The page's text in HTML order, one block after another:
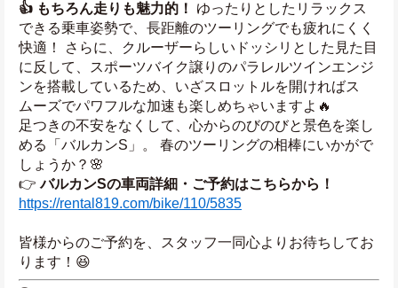
👍 もちろん走りも魅力的！
ゆったりとしたリラックス
できる乗車姿勢で、長距離のツーリングでも疲れにくく
快適！ さらに、クルーザーらしいドッシリとした見た目
に反して、スポーツバイク譲りのパラレルツインエンジ
ンを搭載しているため、いざスロットルを開ければス
ムーズでパワフルな加速も楽しめちゃいますよ🔥
足つきの不安をなくして、心からのびのびと景色を楽し
める「バルカンS」。 春のツーリングの相棒にいかがで
しょうか？🌸
👉 バルカンSの車両詳細・ご予約はこちらから！
https://rental819.com/bike/110/5835
皆様からのご予約を、スタッフ一同心よりお待ちしてお
ります！😆